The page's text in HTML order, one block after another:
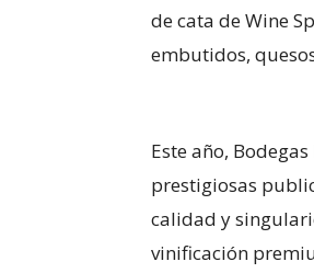
de cata de Wine
embutidos,
Este año,
prestigiosas
calidad y
vinificación